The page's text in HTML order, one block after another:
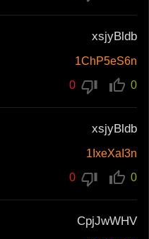
xsjyBldb
1ChP5eS6n
0
xsjyBldb
1IxeXaI3n
0
CpjJwWHV